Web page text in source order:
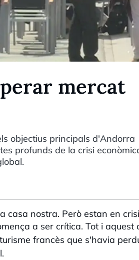
mercat
objectius principals d'Andorra
profunds de la crisi
casa nostra. Però estan en
a ser crítica. Tot i aquest
francès que s'havia